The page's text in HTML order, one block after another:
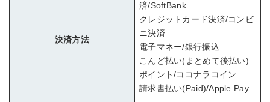
決済方法
済/SoftBank
クレジットカード決済/コンビ
ニ決済
電子マネー/銀行振込
こんど払い(まとめて後払い)
ポイント/ココナラコイン
請求書払い(Paid)/Apple Pay